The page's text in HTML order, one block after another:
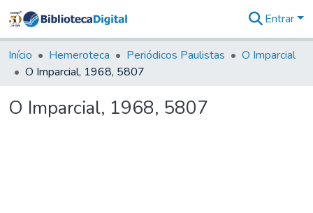
&
Coleções
Tudo na
Digital
Entrar
Início Hemeroteca Periódicos Paulistas
O Imparcial
O Imparcial, 1968, 5807
O Imparcial, 1968, 5807